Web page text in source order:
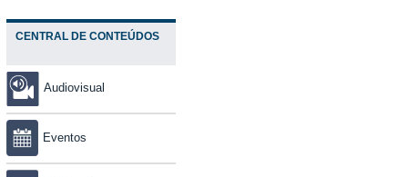
CENTRAL DE CONTEÚDOS
Audiovisual
Eventos